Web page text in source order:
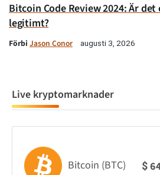
Bitcoin Code Review 2024: Är
legitimt?
Förbi Jason Conor augusti 3, 2026
Live kryptomarknader
Bitcoin (BTC) $